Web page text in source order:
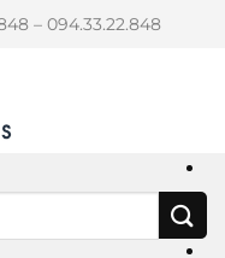
– 094.33.22.848